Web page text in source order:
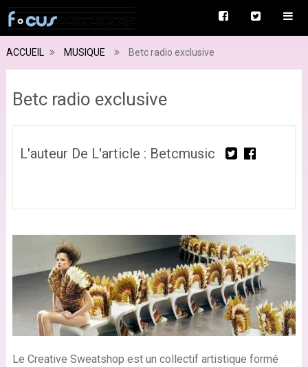
ACCUEIL MUSIQUE Betc radio exclusive
Betc radio exclusive
L'auteur De L'article : Betcmusic
Le Creative Sweatshop est un collectif artistique formé